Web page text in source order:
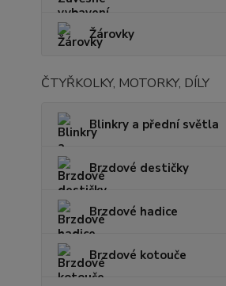
Žárovky
ČTYŘKOLKY, MOTORKY, DÍLY
Blinkry a přední světla
Brzdové destičky
Brzdové hadice
Brzdové kotouče